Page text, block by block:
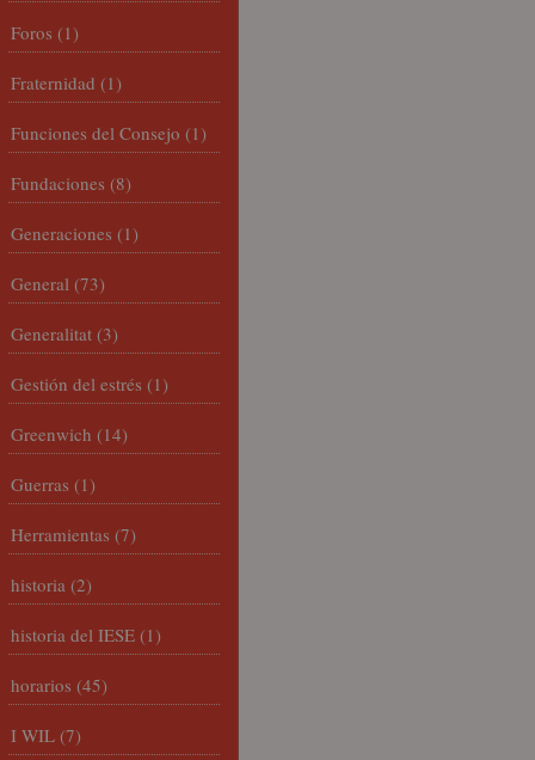
Foros (1)
Fraternidad (1)
Funciones del Consejo (1)
Fundaciones (8)
Generaciones (1)
General (73)
Generalitat (3)
Gestión del estrés (1)
Greenwich (14)
Guerras (1)
Herramientas (7)
historia (2)
historia del IESE (1)
horarios (45)
I WIL (7)